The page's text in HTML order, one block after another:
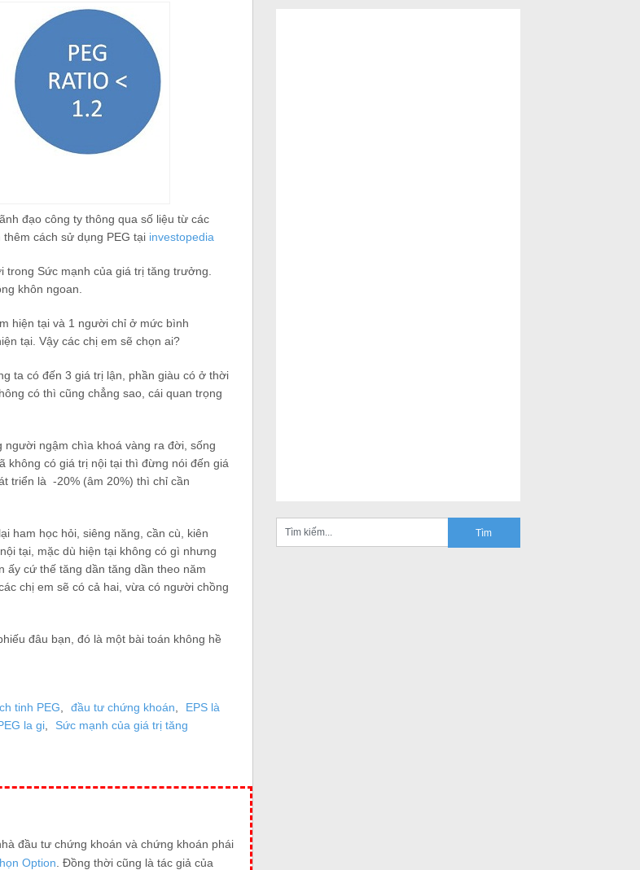
đạo công ty thông qua số liệu từ các
cách sử dụng PEG tại investopedia
Sức mạnh của giá trị tăng trưởng.
khôn ngoan.
hiện tại và 1 người chỉ ở mức bình
tại. Vậy các chị em sẽ chọn ai?
ta có đến 3 giá trị lận, phần giàu có ở thời
có thì cũng chẳng sao, cái quan trọng
ngậm chìa khoá vàng ra đời, sống
không có giá trị nội tại thì đừng nói đến giá
triển là -20% (âm 20%) thì chỉ cần
ham học hỏi, siêng năng, cần cù, kiên
tại, mặc dù hiện tại không có gì nhưng
ấy cứ thế tăng dần tăng dần theo năm
chị em sẽ có cả hai, vừa có người chồng
đâu bạn, đó là một bài toán không hề
tinh PEG đầu tư chứng khoán
EPS là
la gi,
Sức mạnh của giá trị tăng
đầu tư chứng khoán và chứng khoán phái
Option . Đồng thời cũng là tác giả của